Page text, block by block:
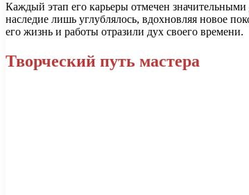
Каждый этап его карьеры отмечен
наследие лишь углублялось, вдохновляя новое
его жизнь и работы отразили дух своего времени.
Творческий путь мастера